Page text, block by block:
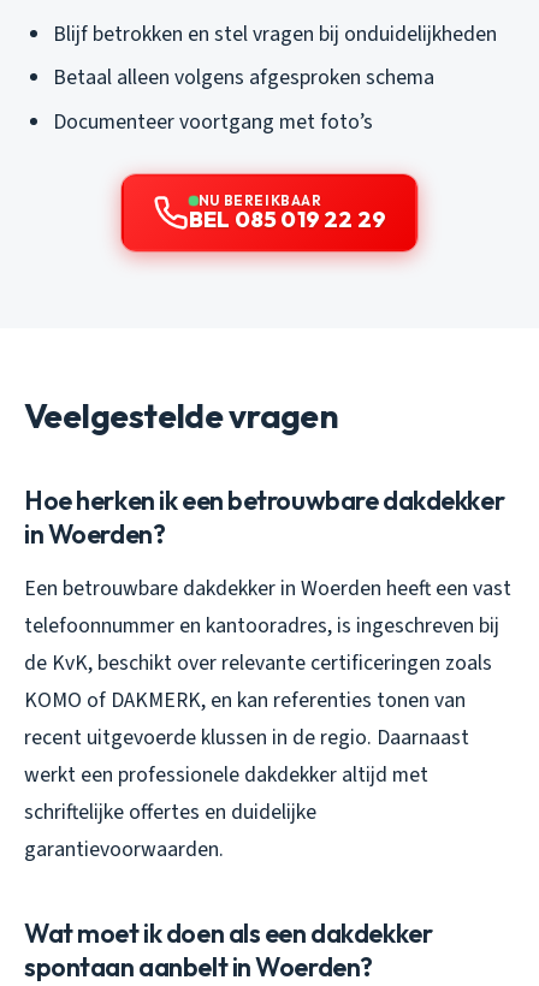
Blijf betrokken en stel vragen bij onduidelijkheden
Betaal alleen volgens afgesproken schema
Documenteer voortgang met foto’s
NU BEREIKBAAR
BEL 085 019 22 29
Veelgestelde vragen
Hoe herken ik een betrouwbare dakdekker
in Woerden?
Een betrouwbare dakdekker in Woerden heeft een vast
telefoonnummer en kantooradres, is ingeschreven bij
de KvK, beschikt over relevante certificeringen zoals
KOMO of DAKMERK, en kan referenties tonen van
recent uitgevoerde klussen in de regio. Daarnaast
werkt een professionele dakdekker altijd met
schriftelijke offertes en duidelijke
garantievoorwaarden.
Wat moet ik doen als een dakdekker
spontaan aanbelt in Woerden?